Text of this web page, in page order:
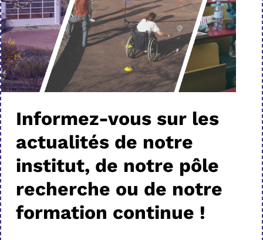
Informez-vous sur les
actualités de notre
institut, de notre pôle
recherche ou de notre
formation continue !